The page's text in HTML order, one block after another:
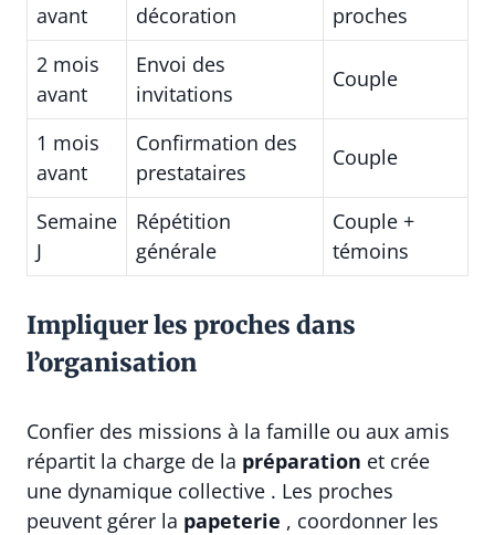
avant
décoration
proches
2 mois
avant
Envoi des
invitations
Couple
1 mois
avant
Confirmation des
prestataires
Couple
Semaine
J
Répétition
générale
Couple +
témoins
Impliquer les proches dans
l’organisation
Confier des missions à la famille ou aux amis
répartit la charge de la préparation et crée
une dynamique collective . Les proches
peuvent gérer la papeterie , coordonner les